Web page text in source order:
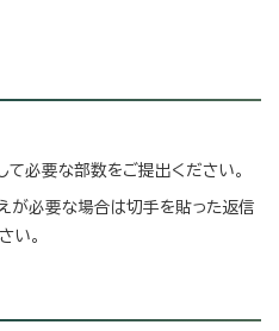
て必要な部数をご提出ください。
が必要な場合は切手を貼った返信
い。